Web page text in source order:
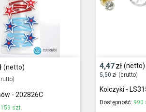
(netto)
- 202826C
szt.
4,47zł (netto)
5,50 zł (brutto)
Kolczyki -
Dostępność: 990